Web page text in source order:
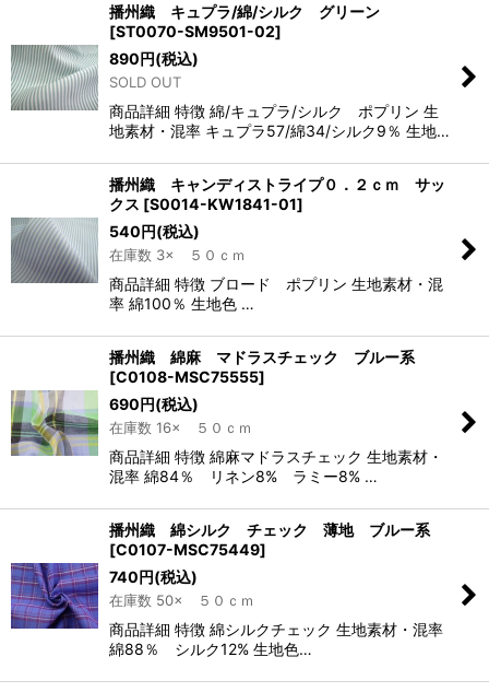
播州織 キュプラ/綿/シルク グリーン
[ST0070-SM9501-02]
890円(税込)
SOLD OUT
商品詳細 特徴 綿/キュプラ/シルク ポプリン 生
地素材・混率 キュプラ57/綿34/シルク9％ 生地…
播州織 キャンディストライプ０．２ｃｍ サッ
クス [S0014-KW1841-01]
540円(税込)
在庫数 3× ５０ｃｍ
商品詳細 特徴 ブロード ポプリン 生地素材・混
率 綿100％ 生地色 …
播州織 綿麻 マドラスチェック ブルー系
[C0108-MSC75555]
690円(税込)
在庫数 16× ５０ｃｍ
商品詳細 特徴 綿麻マドラスチェック 生地素材・
混率 綿84％ リネン8% ラミー8% …
播州織 綿シルク チェック 薄地 ブルー系
[C0107-MSC75449]
740円(税込)
在庫数 50× ５０ｃｍ
商品詳細 特徴 綿シルクチェック 生地素材・混率
綿88％ シルク12% 生地色…